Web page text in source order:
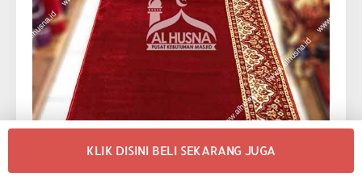
KLIK DISINI BELI SEKARANG JUGA